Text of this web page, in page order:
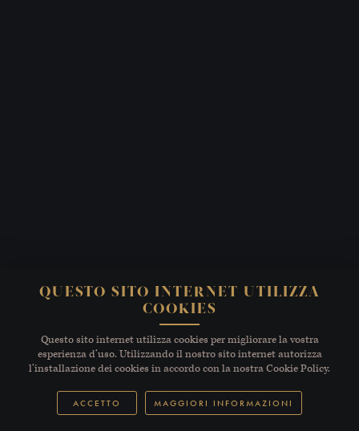
QUESTO SITO INTERNET UTILIZZA
COOKIES
Questo sito internet utilizza cookies per migliorare la vostra
esperienza d’uso. Utilizzando il nostro sito internet autorizza
l’installazione dei cookies in accordo con la nostra Cookie Policy.
ACCETTO MAGGIORI INFORMAZIONI